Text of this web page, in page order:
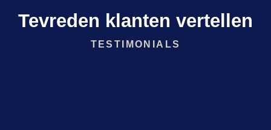
Tevreden klanten vertellen
TESTIMONIALS